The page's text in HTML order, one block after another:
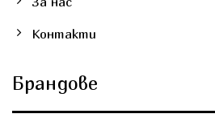
Контакти
Брандове